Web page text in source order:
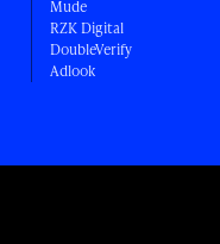
Mude
RZK Digital
DoubleVerify
Adlook